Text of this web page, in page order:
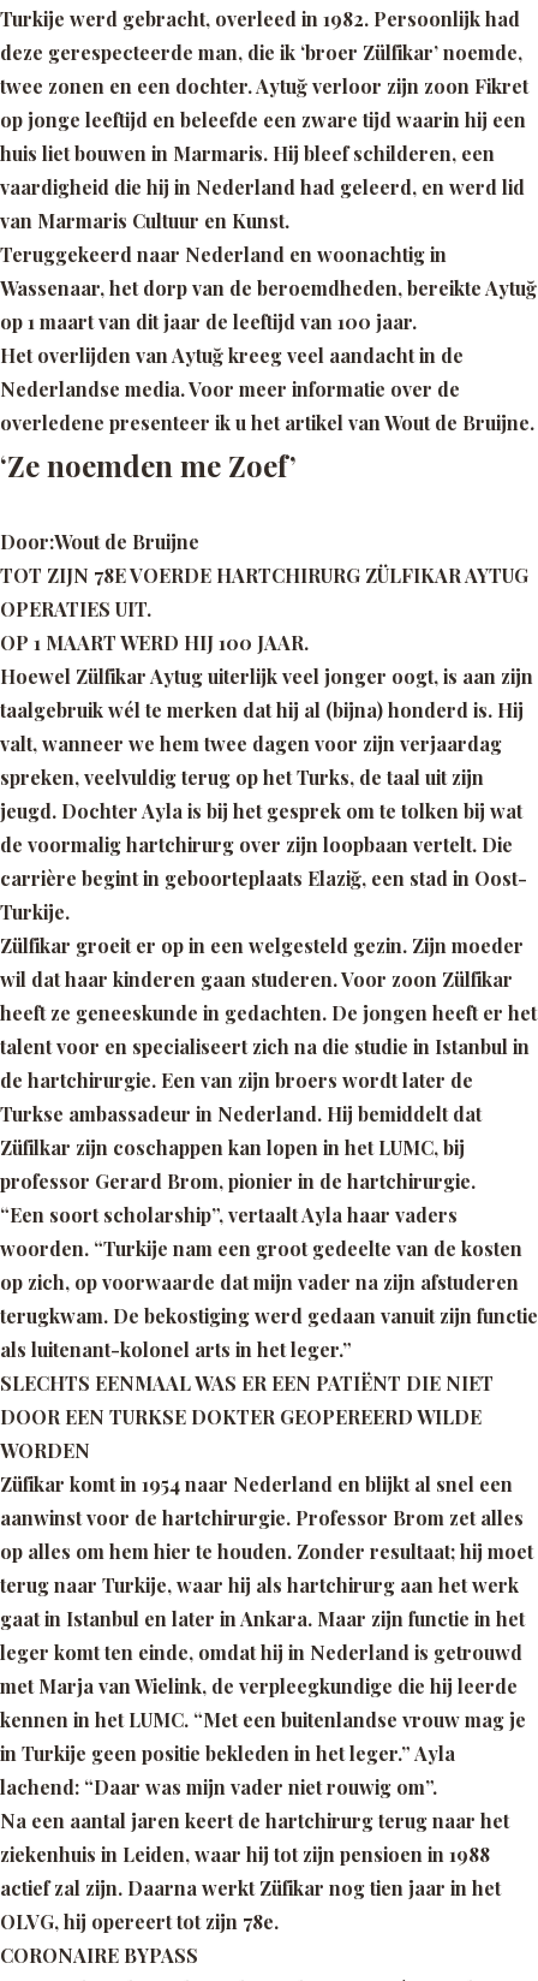
Turkije werd gebracht, overleed in 1982. Persoonlijk had
deze gerespecteerde man, die ik ‘broer Zülfikar’noemde,
twee zonen en een dochter. Aytuğ verloor zijn zoon Fikret
op jonge leeftijd en beleefde een zware tijd waarin hij een
huis liet bouwen in Marmaris. Hij bleef schilderen, een
vaardigheid die hij in Nederland had geleerd, en werd lid
van Marmaris Cultuur en Kunst.
Teruggekeerd naar Nederland en woonachtig in
Wassenaar, het dorp van de beroemdheden, bereikte Aytuğ
op 1 maart van dit jaar de leeftijd van 100 jaar.
Het overlijden van Aytuğ kreeg veel aandacht in de
Nederlandse media. Voor meer informatie over de
overledene presenteer ik u het artikel van Wout de Bruijne.
‘Ze noemden me Zoef’
Door:Wout de Bruijne
TOT ZIJN 78E VOERDE HARTCHIRURG ZÜLFIKAR AYTUG
OPERATIES UIT.
OP 1 MAART WERD HIJ 100 JAAR.
Hoewel Zülfikar Aytug uiterlijk veel jonger oogt, is aan zijn
taalgebruik wél te merken dat hij al (bijna) honderd is. Hij
valt, wanneer we hem twee dagen voor zijn verjaardag
spreken, veelvuldig terug op het Turks, de taal uit zijn
jeugd. Dochter Ayla is bij het gesprek om te tolken bij wat
de voormalig hartchirurg over zijn loopbaan vertelt. Die
carrière begint in geboorteplaats Elaziğ, een stad in Oost-
Turkije.
Zülfikar groeit er op in een welgesteld gezin. Zijn moeder
wil dat haar kinderen gaan studeren. Voor zoon Zülfikar
heeft ze geneeskunde in gedachten. De jongen heeft er het
talent voor en specialiseert zich na die studie in Istanbul in
de hartchirurgie. Een van zijn broers wordt later de
Turkse ambassadeur in Nederland. Hij bemiddelt dat
Züfilkar zijn coschappen kan lopen in het LUMC, bij
professor Gerard Brom, pionier in de hartchirurgie.
“Een soort scholarship”, vertaalt Ayla haar vaders
woorden. “Turkije nam een groot gedeelte van de kosten
op zich, op voorwaarde dat mijn vader na zijn afstuderen
terugkwam. De bekostiging werd gedaan vanuit zijn functie
als luitenant-kolonel arts in het leger.”
SLECHTS EENMAAL WAS ER EEN PATIËNT DIE NIET
DOOR EEN TURKSE DOKTER GEOPEREERD WILDE
WORDEN
Züfikar komt in 1954 naar Nederland en blijkt al snel een
aanwinst voor de hartchirurgie. Professor Brom zet alles
op alles om hem hier te houden. Zonder resultaat; hij moet
terug naar Turkije, waar hij als hartchirurg aan het werk
gaat in Istanbul en later in Ankara. Maar zijn functie in het
leger komt ten einde, omdat hij in Nederland is getrouwd
met Marja van Wielink, de verpleegkundige die hij leerde
kennen in het LUMC. “Met een buitenlandse vrouw mag je
in Turkije geen positie bekleden in het leger.”Ayla
lachend: “Daar was mijn vader niet rouwig om”.
Na een aantal jaren keert de hartchirurg terug naar het
ziekenhuis in Leiden, waar hij tot zijn pensioen in 1988
actief zal zijn. Daarna werkt Züfikar nog tien jaar in het
OLVG, hij opereert tot zijn 78e.
CORONAIRE BYPASS